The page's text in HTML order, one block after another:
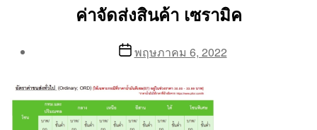
ค่าจัดส่งสินค้า เซรามิค
Aea
Postพฤษภาคม 6, 2022